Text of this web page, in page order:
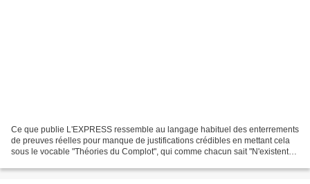
Ce que publie L'EXPRESS ressemble au langage habituel des enterrements
de preuves réelles pour manque de justifications crédibles en mettant cela
sous le vocable "Théories du Complot", qui comme chacun sait "N'existent